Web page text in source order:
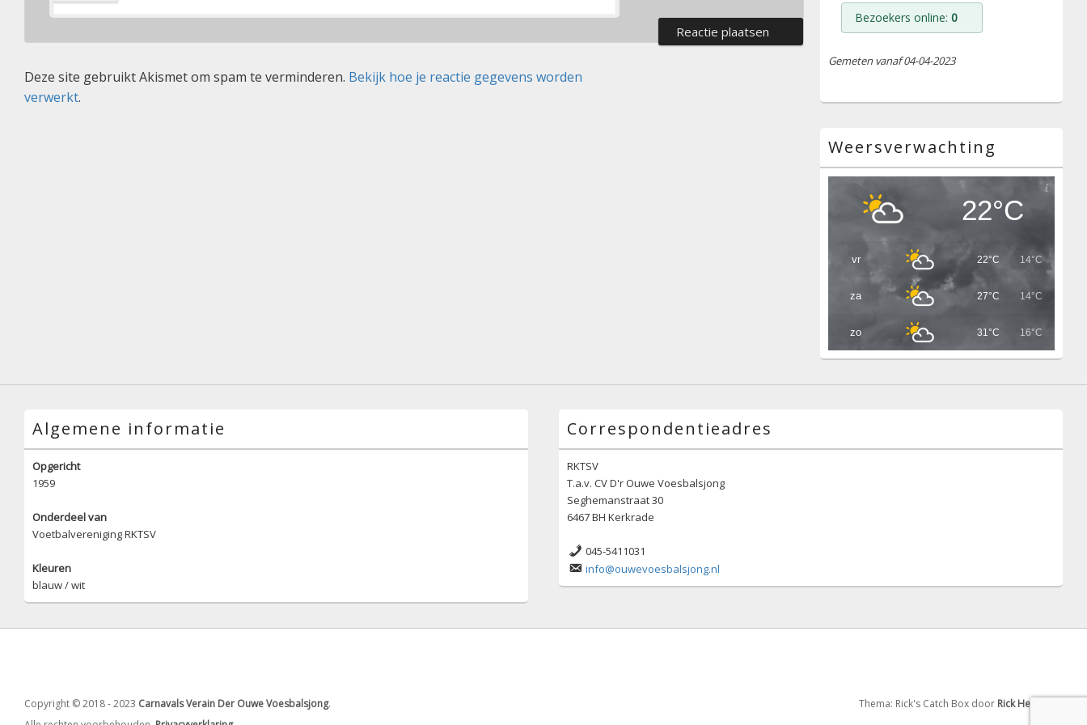
Deze site gebruikt Akismet om spam te verminderen. Bekijk hoe je reactie gegevens worden
verwerkt.
Bezoekers online: 0
Gemeten vanaf 04-04-2023
Weersverwachting
22°C
vr 22°C 14°C
za 27°C 14°C
zo 31°C 16°C
Algemene informatie
Opgericht
1959
Onderdeel van
Voetbalvereniging RKTSV
Kleuren
blauw / wit
Correspondentieadres
RKTSV
T.a.v. CV D'r Ouwe Voesbalsjong
Seghemanstraat 30
6467 BH Kerkrade
045-5411031
info@ouwevoesbalsjong.nl
Copyright © 2018 - 2023 Carnavals Verain Der Ouwe Voesbalsjong.
Thema: Rick's Catch Box door Rick Hensgens